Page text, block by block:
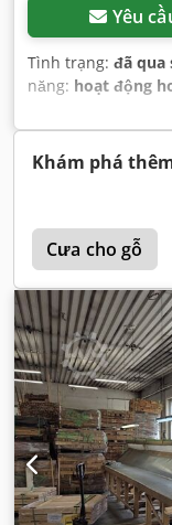
Yêu
Tình trạng: đã qua
năng: hoạt động
Khám phá
Cưa cho gỗ